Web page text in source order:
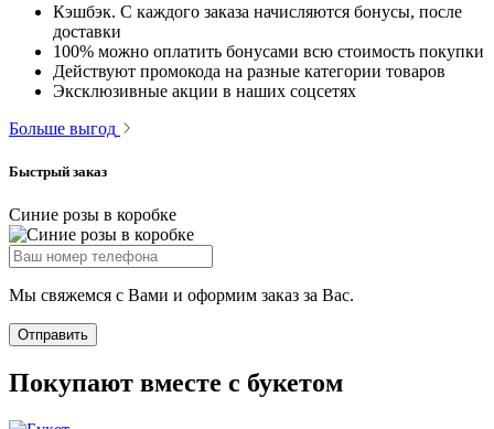
Кэшбэк. С каждого заказа начисляются бонусы, после
доставки
100% можно оплатить бонусами всю стоимость покупки
Действуют промокода на разные категории товаров
Эксклюзивные акции в наших соцсетях
Больше выгод
Быстрый заказ
Синие розы в коробке
Мы свяжемся с Вами и оформим заказ за Вас.
Отправить
Покупают вместе с букетом